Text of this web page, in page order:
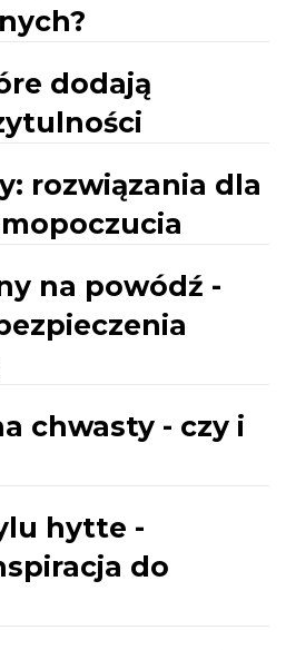
dodają
rozwiązania dla
na powódź -
chwasty - czy i
hytte -
do